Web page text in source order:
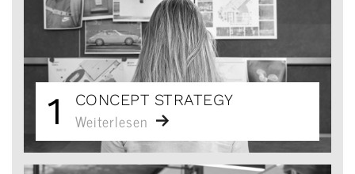
1 CONCEPT STRATEGY
Weiterlesen